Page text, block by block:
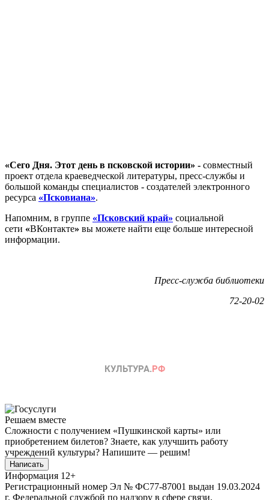
«Сего Дня. Этот день в псковской истории» - совместный
проект отдела краеведческой литературы, пресс-службы и
большой команды специалистов - создателей электронного
ресурса «Псковиана».
Напомним, в группе «Псковский край» социальной
сети «ВКонтакте» вы можете найти еще больше интересной
информации.
Пресс-служба библиотеки
72-20-02
Решаем вместе
Сложности с получением «Пушкинской карты» или
приобретением билетов? Знаете, как улучшить работу
учреждений культуры? Напишите — решим!
Написать
Информация 12+
Регистрационный номер Эл № ФС77-87001 выдан 19.03.2024
г. Федеральной службой по надзору в сфере связи,